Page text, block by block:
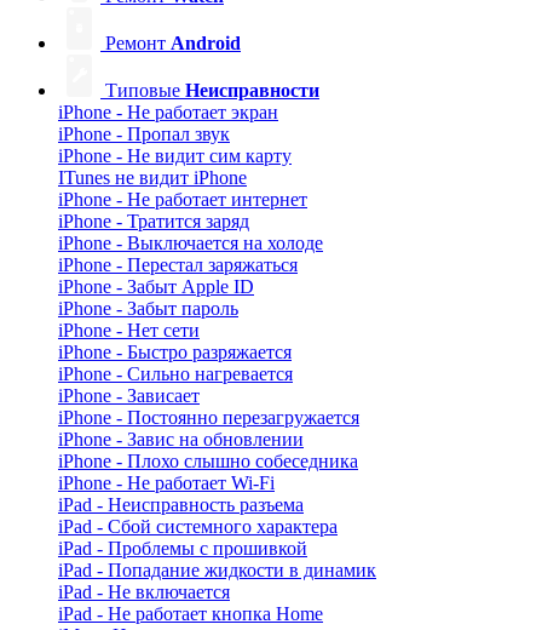
Ремонт Android
Типовые Неисправности
iPhone - Не работает экран
iPhone - Пропал звук
iPhone - Не видит сим карту
ITunes не видит iPhone
iPhone - Не работает интернет
iPhone - Тратится заряд
iPhone - Выключается на холоде
iPhone - Перестал заряжаться
iPhone - Забыт Apple ID
iPhone - Забыт пароль
iPhone - Нет сети
iPhone - Быстро разряжается
iPhone - Сильно нагревается
iPhone - Зависает
iPhone - Постоянно перезагружается
iPhone - Завис на обновлении
iPhone - Плохо слышно собеседника
iPhone - Не работает Wi-Fi
iPad - Неисправность разъема
iPad - Сбой системного характера
iPad - Проблемы с прошивкой
iPad - Попадание жидкости в динамик
iPad - Не включается
iPad - Не работает кнопка Home